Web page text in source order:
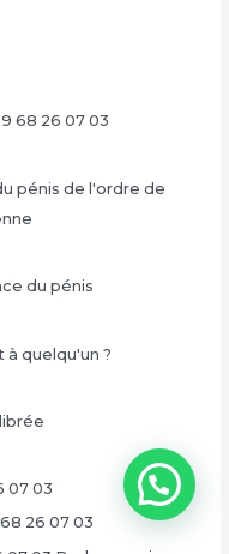
68 26 07 03
pénis de l'ordre de
du pénis
à quelqu'un ?
07 03
26 07 03